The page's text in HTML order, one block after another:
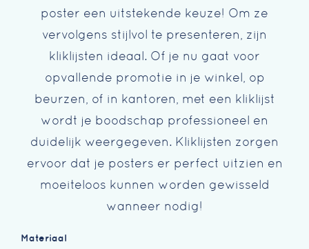
poster een uitstekende keuze! Om ze
vervolgens stijlvol te presenteren, zijn
kliklijsten ideaal. Of je nu gaat voor
opvallende promotie in je winkel, op
beurzen, of in kantoren, met een kliklijst
wordt je boodschap professioneel en
duidelijk weergegeven. Kliklijsten zorgen
ervoor dat je posters er perfect uitzien en
moeiteloos kunnen worden gewisseld
wanneer nodig!
Materiaal